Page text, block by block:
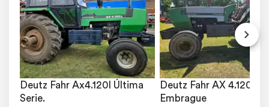
Deutz Fahr Ax4.120l Última
Serie.
Deutz Fahr AX 4.120
Embrague